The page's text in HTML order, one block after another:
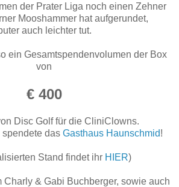
der Prater Liga noch einen Zehner
Mooshammer hat aufgerundet,
auch leichter tut.
ein Gesamtspendenvolumen der Box
von
€ 400
Disc Golf für die CliniClowns.
das Gasthaus Haunschmid!
Stand findet ihr HIER)
Charly & Gabi Buchberger, sowie auch